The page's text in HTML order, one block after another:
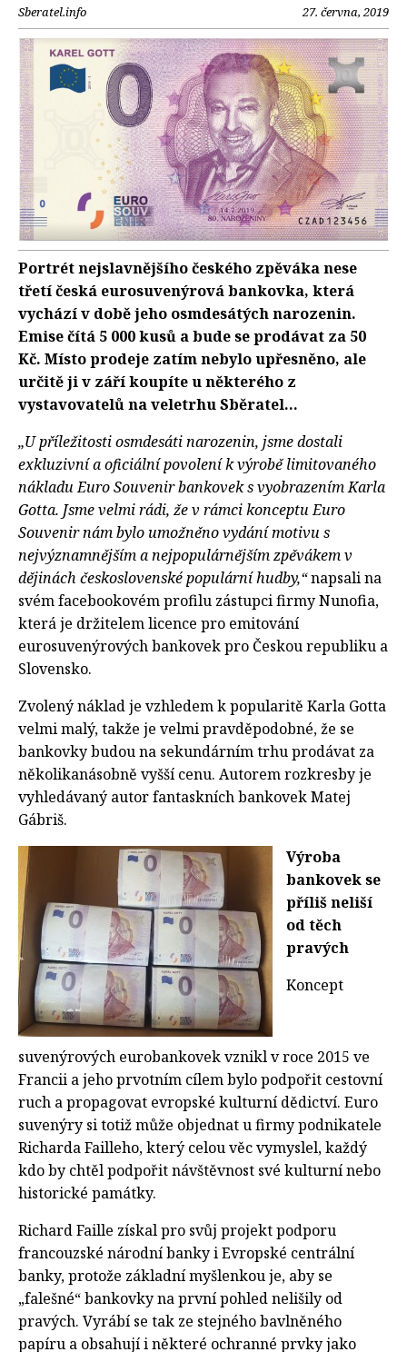
Sberatel.info 27. června, 2019
Portrét nejslavnějšího českého zpěváka nese
třetí česká eurosuvenýrová bankovka, která
vychází v době jeho osmdesátých narozenin.
Emise čítá 5 000 kusů a bude se prodávat za 50
Kč. Místo prodeje zatím nebylo upřesněno, ale
určitě ji v září koupíte u některého z
vystavovatelů na veletrhu Sběratel...
„U příležitosti osmdesáti narozenin, jsme dostali
exkluzivní a oficiální povolení k výrobě limitovaného
nákladu Euro Souvenir bankovek s vyobrazením Karla
Gotta. Jsme velmi rádi, že v rámci konceptu Euro
Souvenir nám bylo umožněno vydání motivu s
nejvýznamnějším a nejpopulárnějším zpěvákem v
dějinách československé populární hudby,“napsali na
svém facebookovém profilu zástupci firmy Nunofia,
která je držitelem licence pro emitování
eurosuvenýrových bankovek pro Českou republiku a
Slovensko.
Zvolený náklad je vzhledem k popularitě Karla Gotta
velmi malý, takže je velmi pravděpodobné, že se
bankovky budou na sekundárním trhu prodávat za
několikanásobně vyšší cenu. Autorem rozkresby je
vyhledávaný autor fantaskních bankovek Matej
Gábriš.
Výroba
bankovek se
příliš neliší
od těch
pravých
Koncept
suvenýrových eurobankovek vznikl v roce 2015 ve
Francii a jeho prvotním cílem bylo podpořit cestovní
ruch a propagovat evropské kulturní dědictví. Euro
suvenýry si totiž může objednat u firmy podnikatele
Richarda Failleho, který celou věc vymyslel, každý
kdo by chtěl podpořit návštěvnost své kulturní nebo
historické památky.
Richard Faille získal pro svůj projekt podporu
francouzské národní banky i Evropské centrální
banky, protože základní myšlenkou je, aby se
„falešné“ bankovky na první pohled nelišily od
pravých. Vyrábí se tak ze stejného bavlněného
papíru a obsahují i některé ochranné prvky jako